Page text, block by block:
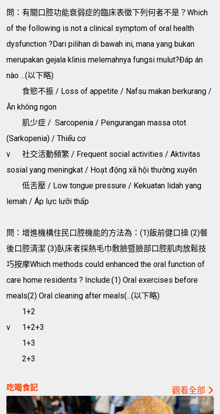
問：有關口腔功能衰弱症的臨床表徵下列何者不是？Which
of the following is not a clinical symptom of oral health
dysfunction ?Dari pilihan di bawah ini, mana yang bukan
merupakan gejala klinis melemahnya fungsi mulut?Đáp án
nào ...(以下略)
食慾不振 / Loss of appetite / Nafsu makan berkurang /
Ăn không ngon
肌少症 / Sarcopenia / Pengurangan massa otot
(Sarkopenia) / Thiểu cơ
v
社交活動頻繁 / Frequent social activities / Aktivitas
sosial yang meningkat / Hoạt động xã hội thường xuyên
低舌壓 / Low tongue pressure / Kekuatan lidah yang
lemah / Áp lực lưỡi thấp
問：增進機構住民口腔機能的方法為：(1)飯前健口操 (2)餐
後口腔清潔 (3)臥床者採熱毛巾敷臉暨臉部口腔肌肉放鬆技
巧按摩Which methods could enhanced the oral function of
care home residents ? Include:(1) Oral exercises before
meals(2) Oral cleaning after meals(...(以下略)
1+2
v
1+2+3
1+3
2+3
吃喝食記 觀看全部